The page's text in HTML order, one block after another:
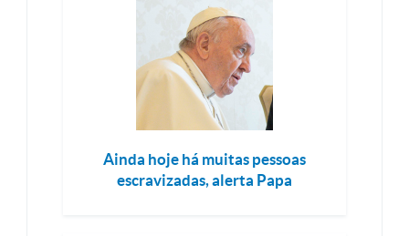
Ainda hoje há muitas pessoas
escravizadas, alerta Papa